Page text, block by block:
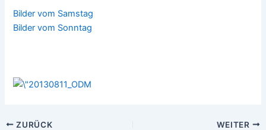
Bilder vom Samstag
Bilder vom Sonntag
ZURÜCK WEITER